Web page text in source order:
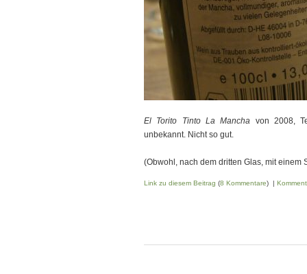
El Torito Tinto La Mancha von 2008,
unbekannt. Nicht so gut.
(Obwohl, nach dem dritten Glas, mit einem
Link zu diesem Beitrag (8 Kommentare) |